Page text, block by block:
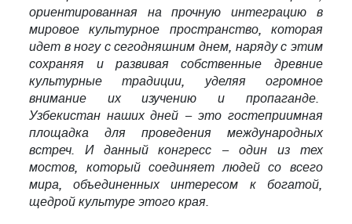
ориентированная на прочную интеграцию в
мировое культурное пространство, которая
идет в ногу с сегодняшним днем, наряду с этим
сохраняя и развивая собственные древние
культурные традиции, уделяя огромное
внимание их изучению и пропаганде.
Узбекистан наших дней – это гостеприимная
площадка для проведения международных
встреч. И данный конгресс – один из тех
мостов, который соединяет людей со всего
мира, объединенных интересом к богатой,
щедрой культуре этого края.